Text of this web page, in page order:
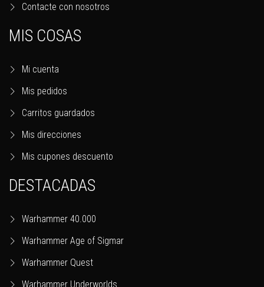
Contacte con nosotros
MIS COSAS
Mi cuenta
Mis pedidos
Carritos guardados
Mis direcciones
Mis cupones descuento
DESTACADAS
Warhammer 40.000
Warhammer Age of Sigmar
Warhammer Quest
Warhammer Underworlds